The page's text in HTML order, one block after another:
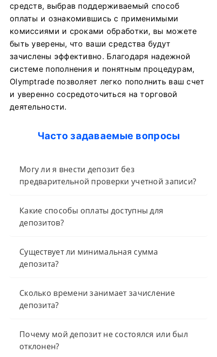
средств, выбрав поддерживаемый способ
оплаты и ознакомившись с применимыми
комиссиями и сроками обработки, вы можете
быть уверены, что ваши средства будут
зачислены эффективно. Благодаря надежной
системе пополнения и понятным процедурам,
Olymptrade позволяет легко пополнить ваш счет
и уверенно сосредоточиться на торговой
деятельности.
Часто задаваемые вопросы
Могу ли я внести депозит без
предварительной проверки учетной записи?
Какие способы оплаты доступны для
депозитов?
Существует ли минимальная сумма
депозита?
Сколько времени занимает зачисление
депозита?
Почему мой депозит не состоялся или был
отклонен?